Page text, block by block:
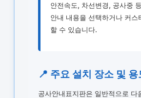
안전속도, 차선변경, 공사중
안내 내용을 선택하거나 커스
할 수 있습니다.
📍 주요 설치 장소 및 용
공사안내표지판은 일반적으로 다